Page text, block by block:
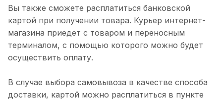
Вы также сможете расплатиться банковской
картой при получении товара. Курьер интернет-
магазина приедет с товаром и переносным
терминалом, с помощью которого можно будет
осуществить оплату.
В случае выбора самовывоза в качестве способа
доставки, картой можно расплатиться в пункте